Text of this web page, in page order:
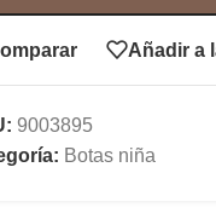
Añadir a
9003895
Botas niña